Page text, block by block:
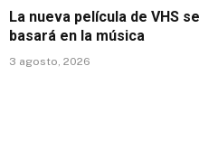
La nueva película de VHS se
basará en la música
3 agosto, 2026